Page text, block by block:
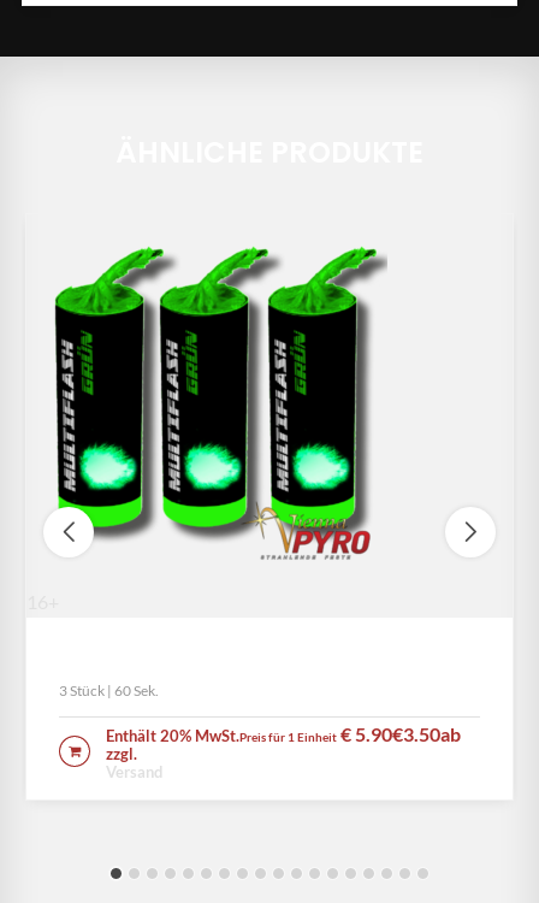
3 Stück | 60 Sek.
ab
€3.50
Preis für 1 Einheit € 5.90
Enthält 20% MwSt.
zzgl.
Versand
WEITERLESEN